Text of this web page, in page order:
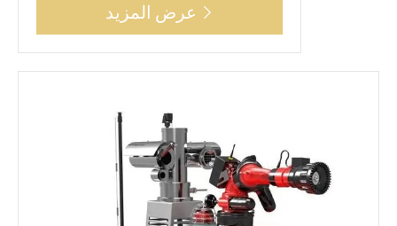
عرض المزيد 